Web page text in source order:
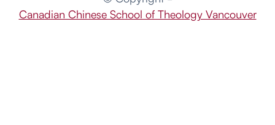
Canadian Chinese School of Theology Vancouver